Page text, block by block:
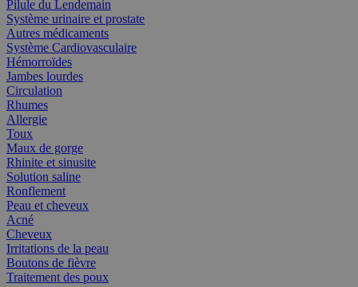
Pilule du Lendemain
Système urinaire et prostate
Autres médicaments
Système Cardiovasculaire
Hémorroïdes
Jambes lourdes
Circulation
Rhumes
Allergie
Toux
Maux de gorge
Rhinite et sinusite
Solution saline
Ronflement
Peau et cheveux
Acné
Cheveux
Irritations de la peau
Boutons de fièvre
Traitement des poux